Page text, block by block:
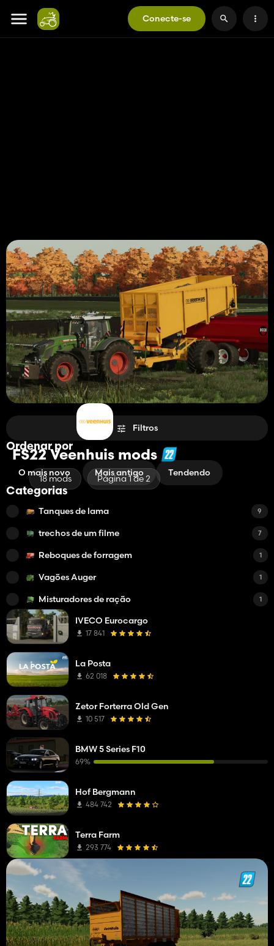
Conecte-se
FS22 Veenhuis mods
18 mods Página 1 de 2
Filtros
Ordenar por
O mais novo Mais antigo Tendendo
Categorias
Tanques de lama 9
trechos de um filme 7
Reboques de forragem 1
Vagões Auger 1
Misturadores de ração 1
IVECO Eurocargo
17 841
La Posta
62 018
Zetor Forterra Old Gen
10 517
BMW 5 Series F10
69%
Hof Bergmann
484 742
Terra Farm
293 774